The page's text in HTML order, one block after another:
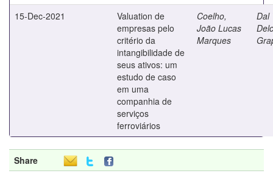
15-Dec-2021
Valuation de
empresas pelo
critério da
intangibilidade de
seus ativos: um
estudo de caso
em uma
companhia de
serviços
ferroviários
Coelho,
João Lucas
Marques
Dal
Share